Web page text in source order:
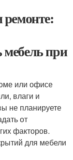
при
или офисе
влаги и
не планируете
от
факторов.
для мебели